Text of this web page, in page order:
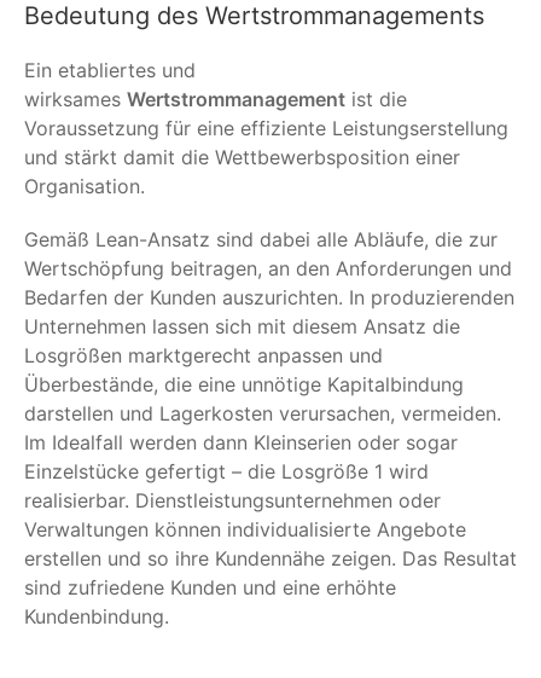
Bedeutung des Wertstrommanagements
Ein etabliertes und
wirksames Wertstrommanagement ist die
Voraussetzung für eine effiziente Leistungserstellung
und stärkt damit die Wettbewerbsposition einer
Organisation.
Gemäß Lean-Ansatz sind dabei alle Abläufe, die zur
Wertschöpfung beitragen, an den Anforderungen und
Bedarfen der Kunden auszurichten. In produzierenden
Unternehmen lassen sich mit diesem Ansatz die
Losgrößen marktgerecht anpassen und
Überbestände, die eine unnötige Kapitalbindung
darstellen und Lagerkosten verursachen, vermeiden.
Im Idealfall werden dann Kleinserien oder sogar
Einzelstücke gefertigt – die Losgröße 1 wird
realisierbar. Dienstleistungsunternehmen oder
Verwaltungen können individualisierte Angebote
erstellen und so ihre Kundennähe zeigen. Das Resultat
sind zufriedene Kunden und eine erhöhte
Kundenbindung.